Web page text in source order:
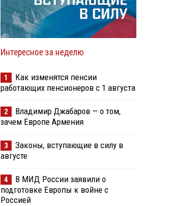
Интересное за неделю
1
Как изменятся пенсии
работающих пенсионеров с 1 августа
2
Владимир Джабаров — о том,
зачем Европе Армения
3
Законы, вступающие в силу в
августе
4
В МИД России заявили о
подготовке Европы к войне с
Россией